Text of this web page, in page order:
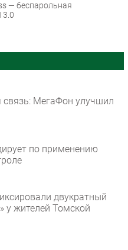
— беспарольная
3.0
МегаФон улучшил
по применению
двукратный
у жителей Томской